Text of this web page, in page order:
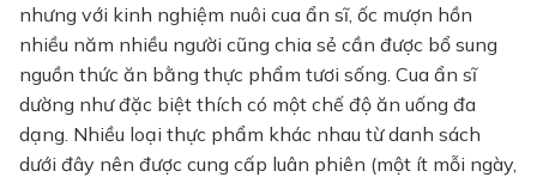
nhưng với kinh nghiệm nuôi cua ẩn sĩ, ốc mượn hồn
nhiều năm nhiều người cũng chia sẻ cần được bổ sung
nguồn thức ăn bằng thực phẩm tươi sống. Cua ẩn sĩ
dường như đặc biệt thích có một chế độ ăn uống đa
dạng. Nhiều loại thực phẩm khác nhau từ danh sách
dưới đây nên được cung cấp luân phiên (một ít mỗi ngày,